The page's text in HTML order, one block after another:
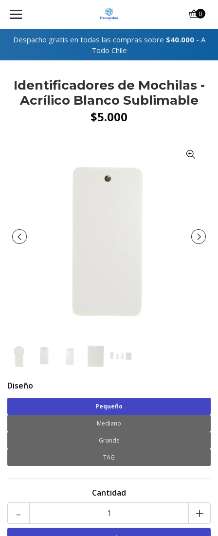
Despacho gratis en todas las compras sobre $40.000- A
Todo Chile
0
Identificadores de Mochilas -
Acrílico Blanco Sublimable
$5.000
Diseño
Pequeño
Mediano
Grande
TAG
Cantidad
- +